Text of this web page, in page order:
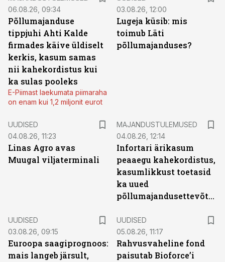
06.08.26, 09:34
Põllumajanduse
tippjuhi Ahti Kalde
firmades käive üldiselt
kerkis, kasum samas
nii kahekordistus kui
ka sulas pooleks
E-Piimast laekumata piimaraha
on enam kui 1,2 miljonit eurot
03.08.26, 12:00
Lugeja küsib: mis
toimub Läti
põllumajanduses?
UUDISED
04.08.26, 11:23
Linas Agro avas
Muugal viljaterminali
MAJANDUSTULEMUSED
04.08.26, 12:14
Infortari ärikasum
peaaegu kahekordistus,
kasumlikkust toetasid
ka uued
põllumajandusettevõtted
UUDISED
03.08.26, 09:15
Euroopa saagiprognoos:
mais langeb järsult,
UUDISED
05.08.26, 11:17
Rahvusvaheline fond
paisutab Bioforce’i